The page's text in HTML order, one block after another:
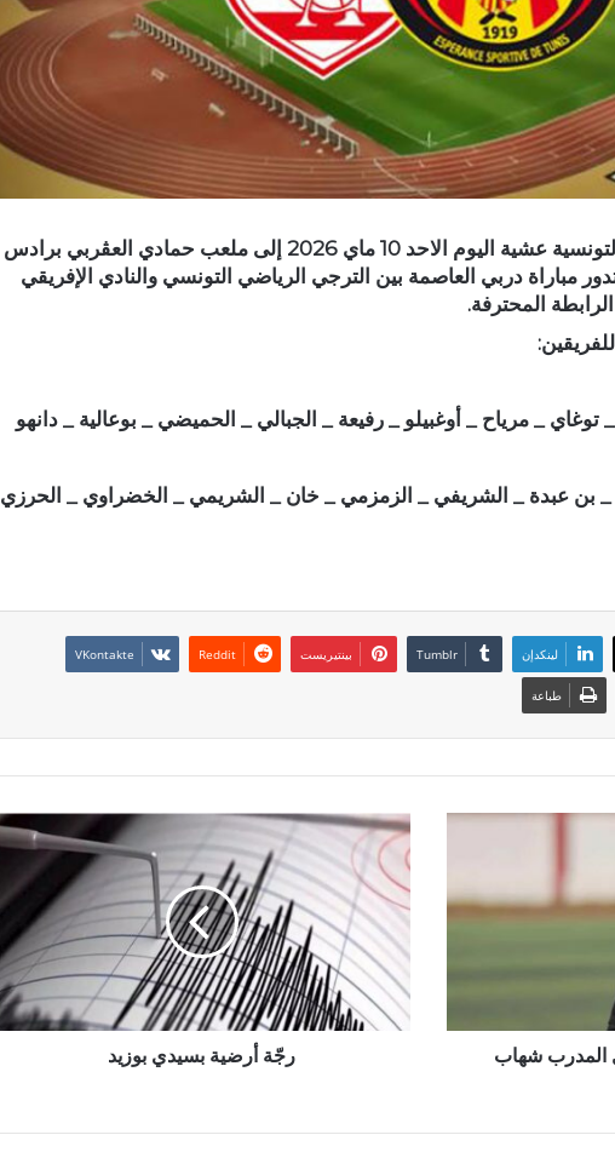
تتجه انظار عشاف كرة القدم التونسية عشية اليوم الاحد 10 ماي 2026 إلى ملعب حمادي العڨربي برادس
الساعة 16:00 اين ستدور مباراة دربي العاصمة بين الترجي الرياضي التونسي والنادي الإفريقي
_ مرياح _ أوغبيلو _ رفيعة _ الجبالي _ الحميضي _ بوعالية _ دانهو
_ بن عبدة _ الشريفي _ الزمزمي _ خان _ الشريمي _ الخضراوي _ الحرزي
لينكدإن بينتيريست
طباعة
المدرب شهاب
رجّة أرضية بسيدي بوزيد